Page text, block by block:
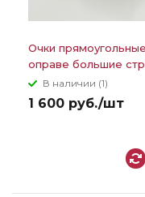
Очки
оправе большие
В наличии (1)
1 600 руб./шт